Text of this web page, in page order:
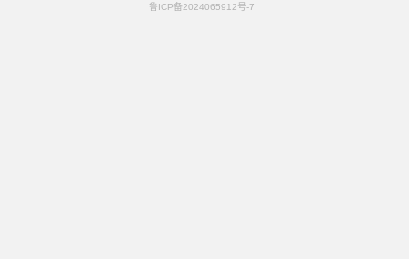
鲁ICP备2024065912号-7